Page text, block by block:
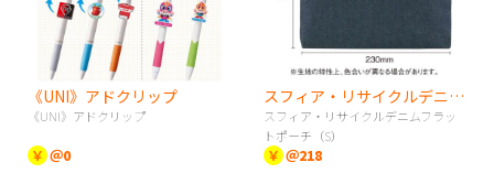
《UNI》アドクリップ
《UNI》アドクリップ
￥ ＠0
スフィア・リサイクルデニムフラットポーチ（S）
スフィア・リサイクルデニムフラッ
トポーチ（S）
￥ ＠218